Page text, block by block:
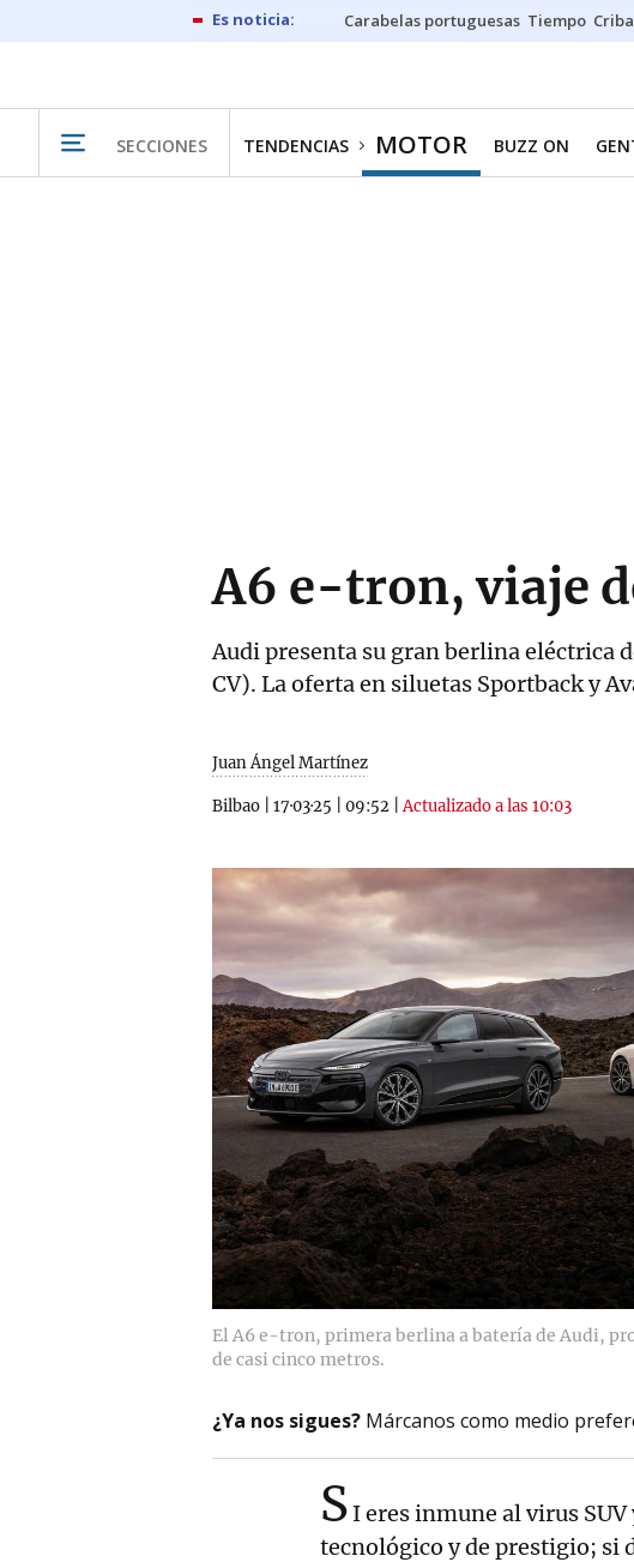
Carabelas portuguesas Tiempo
SECCIONES TENDENCIAS MOTOR BUZZ ON
A6 e-tron, viaje
Audi presenta su gran berlina eléctrica
CV). La oferta en siluetas Sportback y
Juan Ángel Martínez
Bilbao 17·03·25 09:52 |Actualizado a las 10:03
El A6 e-tron, primera berlina a batería de Audi,
de casi cinco metros.
¿Ya nos sigues? Márcanos como medio
S I eres inmune al virus
tecnológico y de prestigio; si